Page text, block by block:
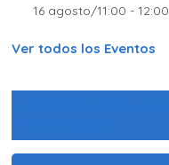
16 agosto/11:00 -12:00
Ver todos los Eventos